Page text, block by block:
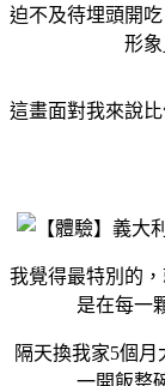
迫不及待埋頭開
形
這畫面對我來說
我覺得最特別的
是在每一
隔天換我家5個月
一開飯整